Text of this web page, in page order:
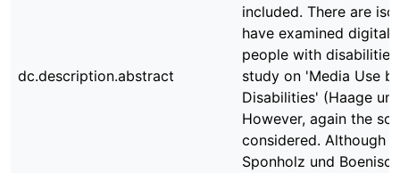
dc.description.abstract
included. There are
have examined digital
people with
study on 'Media Use
Disabilities' (Haage
However, again the
considered. Although
Sponholz und